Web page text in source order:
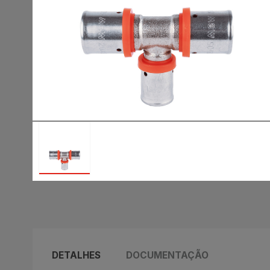
DETALHES DOCUMENTAÇÃO